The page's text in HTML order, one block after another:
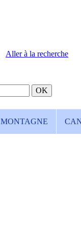
Aller à la recherche
MONTAGNE